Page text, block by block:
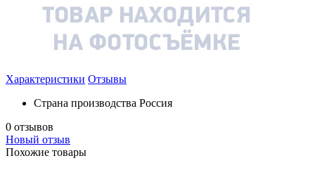
Характеристики Отзывы
Страна производства Россия
0 отзывов
Новый отзыв
Похожие товары